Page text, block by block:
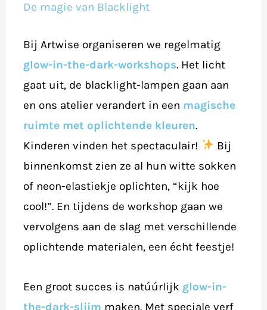
De magie van Blacklight
Bij Artwise organiseren we regelmatig
glow-in-the-dark-workshops. Het licht
gaat uit, de blacklight-lampen gaan aan
en ons atelier verandert in een magische
ruimte met oplichtende kleuren.
Kinderen vinden het spectaculair!
Bij
binnenkomst zien ze al hun witte sokken
of neon-elastiekje oplichten, “kijk hoe
cool!”. En tijdens de workshop gaan we
vervolgens aan de slag met verschillende
oplichtende materialen, een écht feestje!
Een groot succes is natúúrlijk glow-in-
the-dark-slijm maken. Met speciale verf
&
bear-
beeldjes